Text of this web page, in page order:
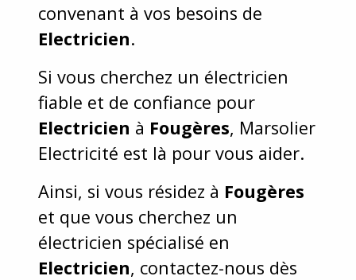
convenant à vos besoins de
Electricien.
Si vous cherchez un électricien
fiable et de confiance pour
Electricien à Fougères, Marsolier
Electricité est là pour vous aider.
Ainsi, si vous résidez à Fougères
et que vous cherchez un
électricien spécialisé en
Electricien, contactez-nous dès